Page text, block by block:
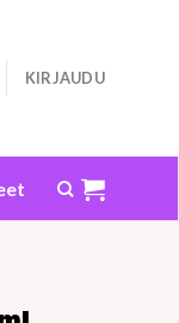
KIRJAUDU